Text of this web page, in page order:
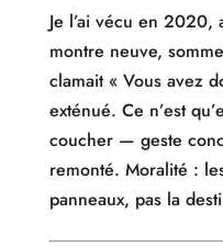
Je l’ai vécu en
montre neuve,
clamait « Vous avez
exténué. Ce n’est
coucher — geste
remonté. Moralité :
panneaux, pas la